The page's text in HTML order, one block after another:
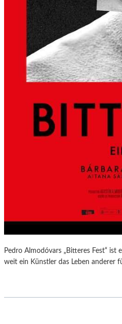
Pedro Almodóvars „Bitteres Fest“
weit ein Künstler das Leben anderer